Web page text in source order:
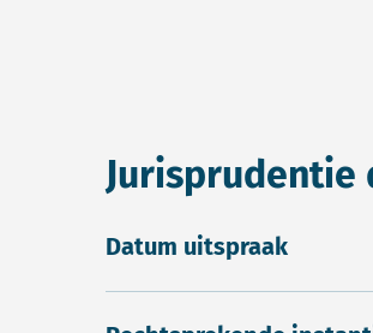
Jurisprudentie
Datum uitspraak